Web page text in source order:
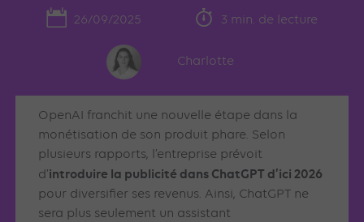
26/09/2025 3 min. de lecture
Charlotte
OpenAI franchit une nouvelle étape dans la
monétisation de son produit phare. Selon
plusieurs rapports, l’entreprise prévoit
d’introduire la publicité dans ChatGPT d’ici 2026
pour diversifier ses revenus. Ainsi, ChatGPT ne
sera plus seulement un assistant